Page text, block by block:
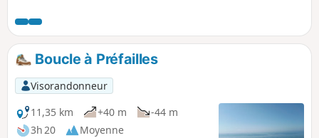
Boucle à Préfailles
Visorandonneur
11,35 km
+40 m
-44 m
3h 20
Moyenne